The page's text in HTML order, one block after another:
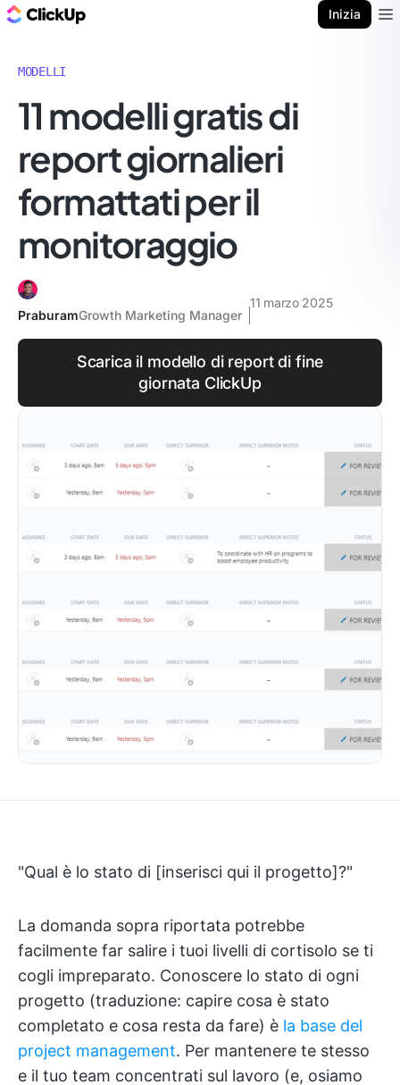
Inizia
MODELLI
11 modelli gratis di
report giornalieri
formattati per il
monitoraggio
PraburamGrowth Marketing Manager
11 marzo 2025
Scarica il modello di report di fine
giornata ClickUp
"Qual è lo stato di [inserisci qui il progetto]?"
La domanda sopra riportata potrebbe
facilmente far salire i tuoi livelli di cortisolo se ti
cogli impreparato. Conoscere lo stato di ogni
progetto (traduzione: capire cosa è stato
completato e cosa resta da fare) è la base del
project management. Per mantenere te stesso
e il tuo team concentrati sul lavoro (e, osiamo